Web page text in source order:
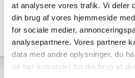
at analysere vores trafik. Vi deler
din brug af vores hjemmeside
for sociale medier,
analysepartnere. Vores partnere
data med andre oplysninger, du
de har indsamlet fra din brug af
2.907
Beskæftigede mænd i branchen
Gå tilUdvidet brancheanalysefor